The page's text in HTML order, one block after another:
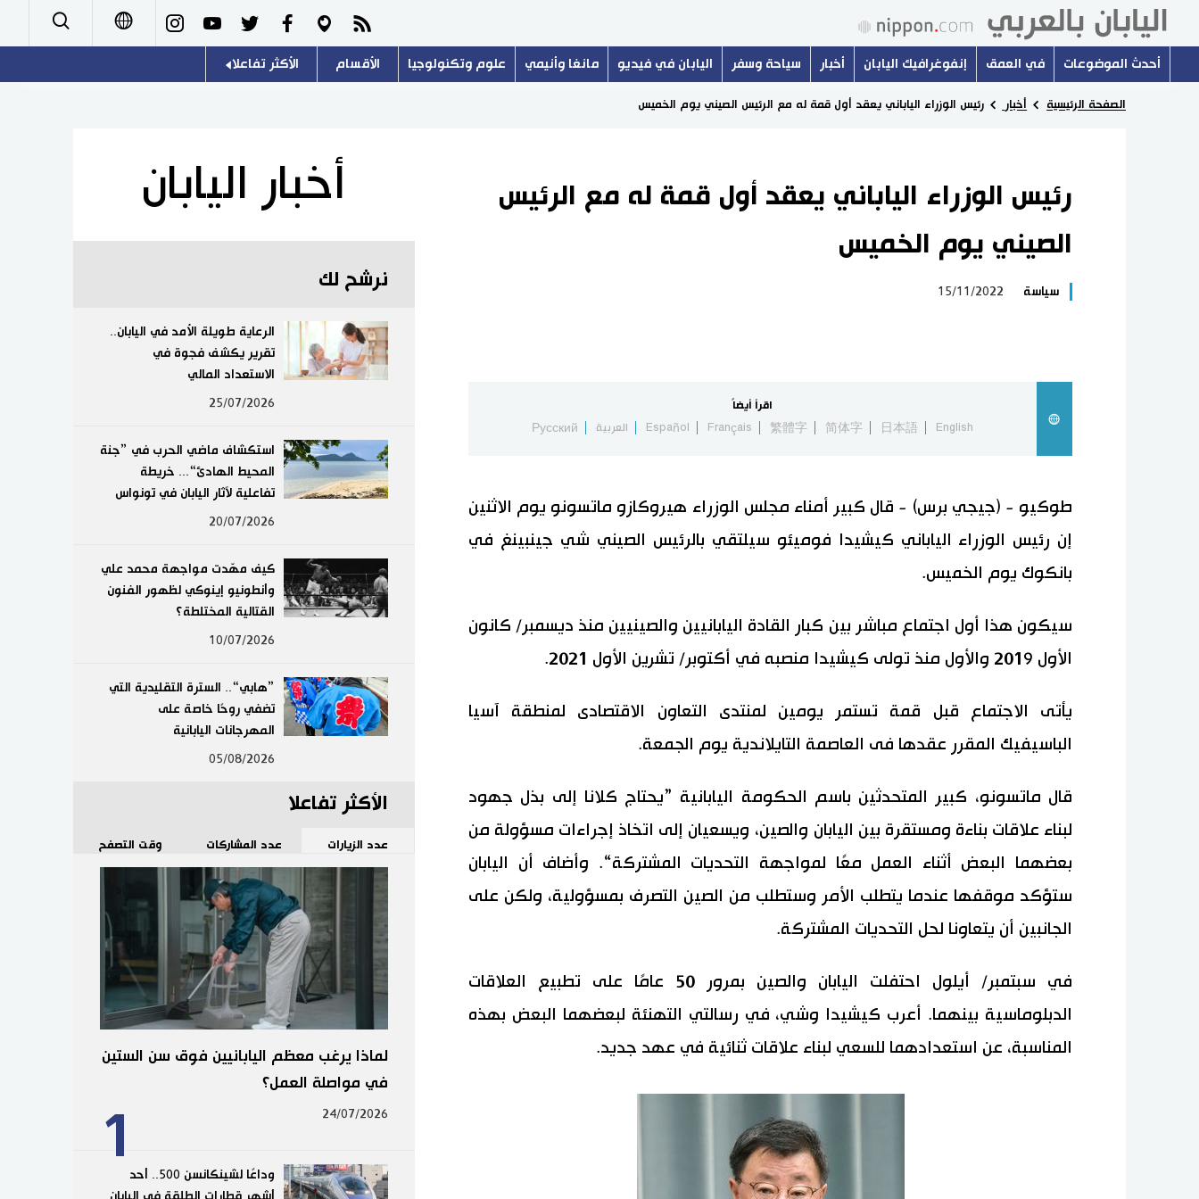
Русский
أحدث الموضوعات في العمق إنفوغرافيك اليابان أخبار سياحة وسفر اليابان في فيديو مانغا وأنيمي علوم وتكنولوجيا الأقسام
تجارب وآراء
سياسة
اقتصاد
مجتمع
ثقافة
طوكيو
الأكثر تفاعلا
هو وهي
المطبخ الياباني
الصفحة الرئيسية أخبار رئيس الوزراء الياباني يعقد أول قمة له مع الرئيس الصيني يوم الخميس
رئيس الوزراء الياباني يعقد أول قمة له مع الرئيس
الصيني يوم الخميس
سياسة 15/11/2022
اقرأ أيضاً
English
日本語
简体字
繁體字
Français
Español العربية Русский
طوكيو - (جيجي برس) - قال كبير أمناء مجلس الوزراء هيروكازو ماتسونو يوم الاثنين
إن رئيس الوزراء الياباني كيشيدا فوميئو سيلتقي بالرئيس الصيني شي جينبينغ في
بانكوك يوم الخميس.
سيكون هذا أول اجتماع مباشر بين كبار القادة اليابانيين والصينيين منذ ديسمبر/ كانون
الأول 2019 والأول منذ تولى كيشيدا منصبه في أكتوبر/ تشرين الأول 2021.
يأتى الاجتماع قبل قمة تستمر يومين لمنتدى التعاون الاقتصادى لمنطقة آسيا
الباسيفيك المقرر عقدها فى العاصمة التايلاندية يوم الجمعة.
قال ماتسونو، كبير المتحدثين باسم الحكومة اليابانية ”يحتاج كلانا إلى بذل جهود
لبناء علاقات بناءة ومستقرة بين اليابان والصين، ويسعيان إلى اتخاذ إجراءات مسؤولة من
بعضهما البعض أثناء العمل معًا لمواجهة التحديات المشتركة“. وأضاف أن اليابان
ستؤكد موقفها عندما يتطلب الأمر وستطلب من الصين التصرف بمسؤولية، ولكن على
الجانبين أن يتعاونا لحل التحديات المشتركة.
في سبتمبر/ أيلول احتفلت اليابان والصين بمرور 50 عامًا على تطبيع العلاقات
الدبلوماسية بينهما. أعرب كيشيدا وشي، في رسالتي التهنئة لبعضهما البعض بهذه
المناسبة، عن استعدادهما للسعي لبناء علاقات ثنائية في عهد جديد.
أخبار اليابان
نرشح لك
الرعاية طويلة الأمد في اليابان..
تقرير يكشف فجوة في
الاستعداد المالي
25/07/2026
استكشاف ماضي الحرب في ”جنة
المحيط الهادئ“... خريطة
تفاعلية لآثار اليابان في تونواس
20/07/2026
كيف مهّدت مواجهة محمد علي
وأنطونيو إينوكي لظهور الفنون
القتالية المختلطة؟
10/07/2026
”هابي“.. السترة التقليدية التي
تضفي روحًا خاصة على
المهرجانات اليابانية
05/08/2026
الأكثر تفاعلا
عدد الزيارات عدد المشاركات وقت التصفح
1
لماذا يرغب معظم اليابانيين فوق سن الستين
في مواصلة العمل؟
24/07/2026
وداعًا لشينكانسن 500.. أحد
أشهر قطارات الطلقة في اليابان